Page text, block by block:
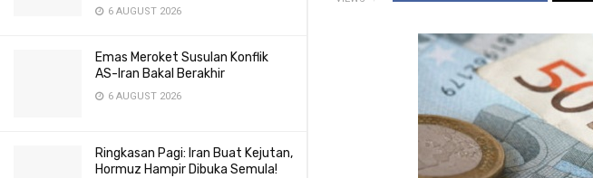
6 AUGUST 2026
Emas Meroket Susulan Konflik
AS-Iran Bakal Berakhir
6 AUGUST 2026
Ringkasan Pagi: Iran Buat Kejutan,
Hormuz Hampir Dibuka Semula!